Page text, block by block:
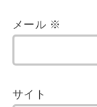
メール ※
サイト